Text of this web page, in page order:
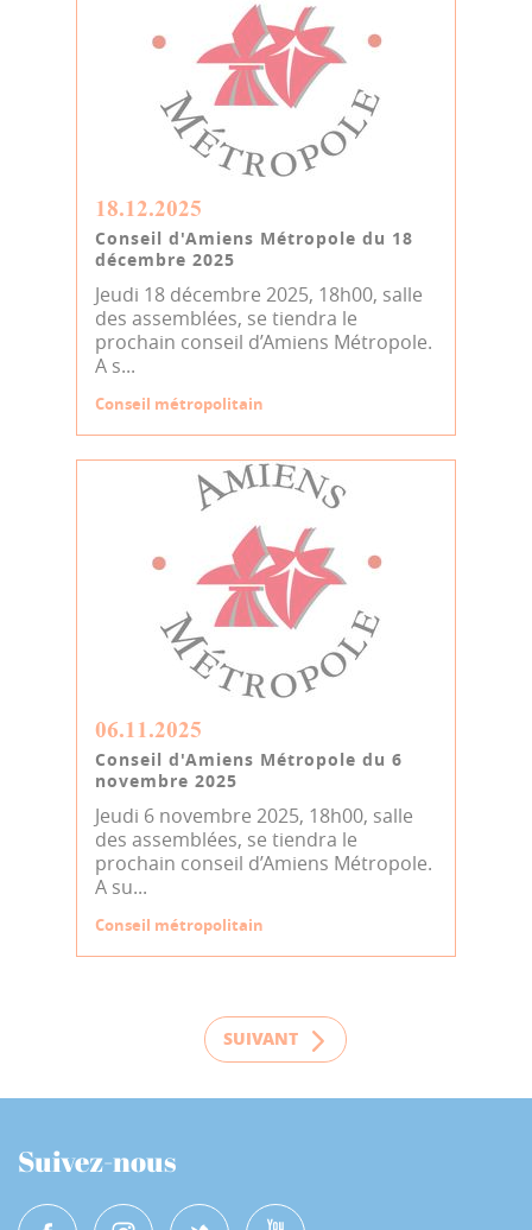
18.12.2025
Conseil d'Amiens Métropole du 18
décembre 2025
Jeudi 18 décembre 2025, 18h00, salle
des assemblées, se tiendra le
prochain conseil d’Amiens Métropole.
A s...
Conseil métropolitain
06.11.2025
Conseil d'Amiens Métropole du 6
novembre 2025
Jeudi 6 novembre 2025, 18h00, salle
des assemblées, se tiendra le
prochain conseil d’Amiens Métropole.
A su...
Conseil métropolitain
SUIVANT
Suivez-nous